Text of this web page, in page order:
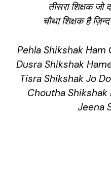
तीसरा शिक्षक जो
चौथा शिक्षक है
Pehla Shikshak Ham
Dusra Shikshak
Tisra Shikshak Jo
Choutha Shikshak
Jeena